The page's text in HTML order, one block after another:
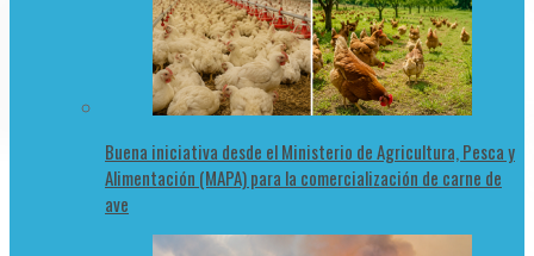
Buena iniciativa desde el Ministerio de Agricultura, Pesca y
Alimentación (MAPA) para la comercialización de carne de
ave